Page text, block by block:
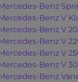
Benz
Benz V
Benz V
Benz V
Benz V
Benz V
Benz